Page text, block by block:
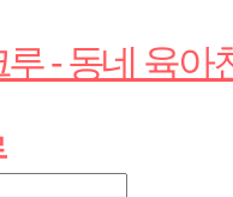
- 동네 육아